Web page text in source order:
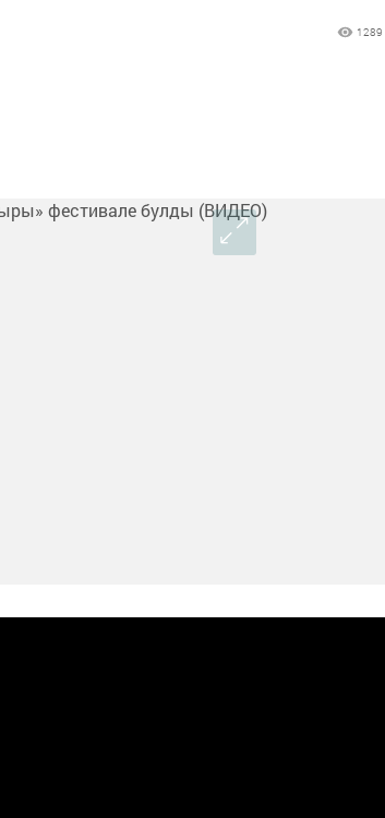
1289